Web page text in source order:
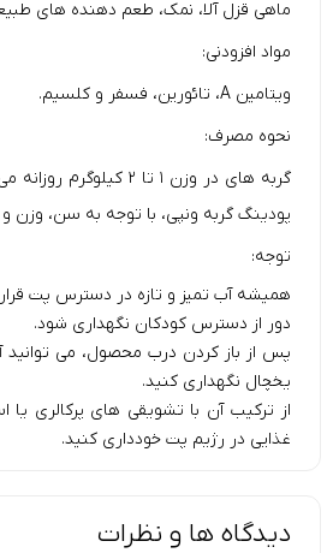
ماهی قزل آلا، نمک، طعم دهنده های
مواد افزودنی:
ویتامین A، تائورین، فسفر و کلسیم.
نحوه مصرف:
گربه های در وزن ۱ تا ۲
پودینگ گربه ونپی، با توجه به سن، وزن و
توجه:
همیشه آب تمیز و تازه در دسترس پت
دور از دسترس کودکان نگهداری شود.
پس از باز کردن درب محصول، می توانید
یخچال نگهداری کنید.
از ترکیب آن با تشویقی های پرکالری یا
غذایی در رژیم پت خودداری کنید.
دیدگاه ها و نظرات